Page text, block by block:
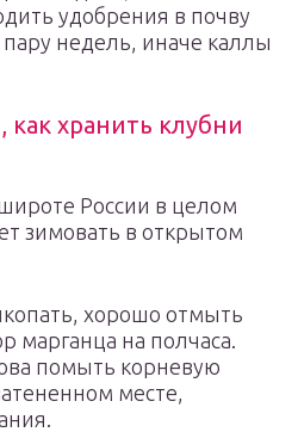
удобрения в почву
недель, иначе каллы
как хранить клубни
России в целом
зимовать в открытом
хорошо отмыть
марганца на полчаса.
помыть корневую
месте,